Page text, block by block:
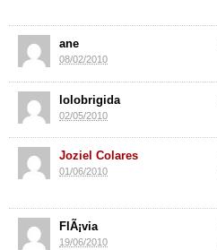
ane
08/02/2010
lolobrigida
02/05/2010
Joziel Colares
01/06/2010
FlÃ¡via
19/06/2010